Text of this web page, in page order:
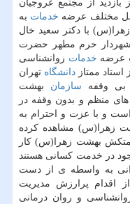
از مجتمع عروجیان
مختلف عرضه خدمات به
با دكتر سعید خال
حرم مطهر حضرت
عرضه خدمات روانشناسی
استاد ممتاز دانشگاه تهران
وقفه سازمان بهشت
منظم و بدون وقفه در
و با عزت و احترام به
زهرا(س) مشاهده كرده
بهشت زهرا(س) كار
در خدمت كسانی هستند
به واسطه ی از دست
اقدام پرارزش مدیریت
و روان درمانی